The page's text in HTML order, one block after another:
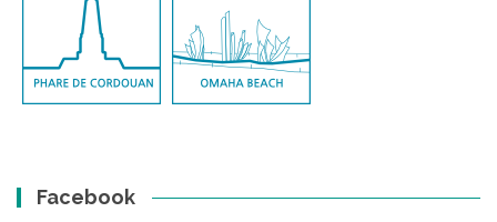
Facebook